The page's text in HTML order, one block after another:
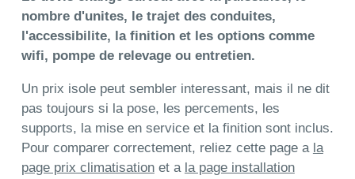
nombre d'unites, le trajet des conduites,
l'accessibilite, la finition et les options comme
wifi, pompe de relevage ou entretien.
Un prix isole peut sembler interessant, mais il ne dit
pas toujours si la pose, les percements, les
supports, la mise en service et la finition sont inclus.
Pour comparer correctement, reliez cette page a la
page prix climatisationet a la page installation